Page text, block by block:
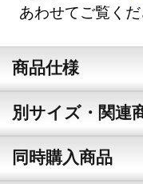
あわせてご覧くだ
商品仕様
別サイズ・関連
同時購入商品